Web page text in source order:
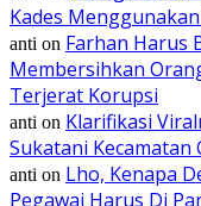
Kades
anti on Farhan Harus
Membersihkan
Terjerat Korupsi
anti on Klarifikasi
Sukatani Kecamatan
anti on Lho, Kenapa
Pegawai Harus Di